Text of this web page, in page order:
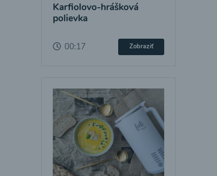
Karfiolovo-hrášková
polievka
00:17 Zobraziť